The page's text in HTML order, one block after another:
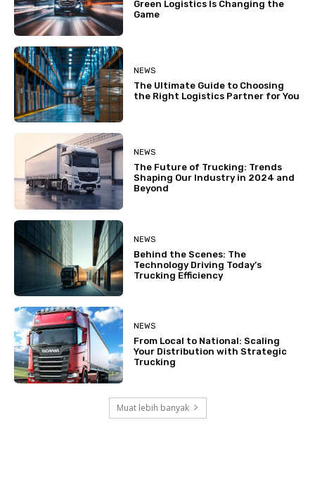
Green Logistics Is Changing the
Game
NEWS
The Ultimate Guide to Choosing
the Right Logistics Partner for You
NEWS
The Future of Trucking: Trends
Shaping Our Industry in 2024 and
Beyond
NEWS
Behind the Scenes: The
Technology Driving Today’s
Trucking Efficiency
NEWS
From Local to National: Scaling
Your Distribution with Strategic
Trucking
Muat lebih banyak